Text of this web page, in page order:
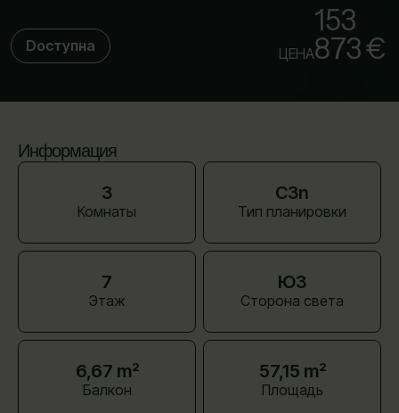
Dоступна ЦЕНА
153
873 €
Информация
3
Комнаты
C3n
Тип планировки
7
Этаж
ЮЗ
Сторона света
6,67 m²
Балкон
57,15 m²
Площадь